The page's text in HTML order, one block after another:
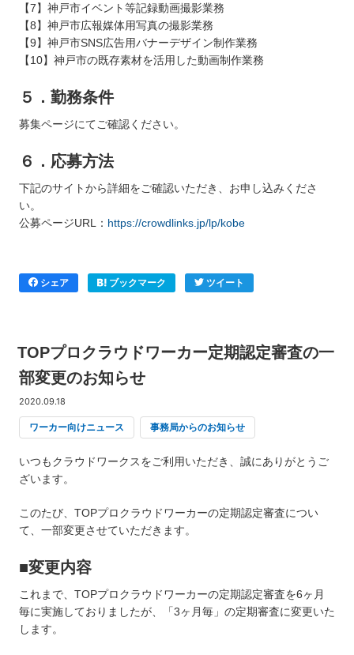
【7】神戸市イベント等記録動画撮影業務
【8】神戸市広報媒体用写真の撮影業務
【9】神戸市SNS広告用バナーデザイン制作業務
【10】神戸市の既存素材を活用した動画制作業務
５．勤務条件
募集ページにてご確認ください。
６．応募方法
下記のサイトから詳細をご確認いただき、お申し込みくださ
い。
公募ページURL： https://crowdlinks.jp/lp/kobe
シェア ブックマーク ツイート
TOPプロクラウドワーカー定期認定審査の一
部変更のお知らせ
2020.09.18
ワーカー向けニュース 事務局からのお知らせ
いつもクラウドワークスをご利用いただき、誠にありがとうご
ざいます。
このたび、TOPプロクラウドワーカーの定期認定審査につい
て、一部変更させていただきます。
■変更内容
これまで、TOPプロクラウドワーカーの定期認定審査を6ヶ月
毎に実施しておりましたが、「3ヶ月毎」の定期審査に変更いた
します。